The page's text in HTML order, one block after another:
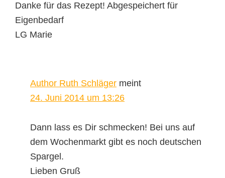
Danke für das Rezept! Abgespeichert für
Eigenbedarf
LG Marie
Author Ruth Schläger meint
24. Juni 2014 um 13:26
Dann lass es Dir schmecken! Bei uns auf
dem Wochenmarkt gibt es noch deutschen
Spargel.
Lieben Gruß